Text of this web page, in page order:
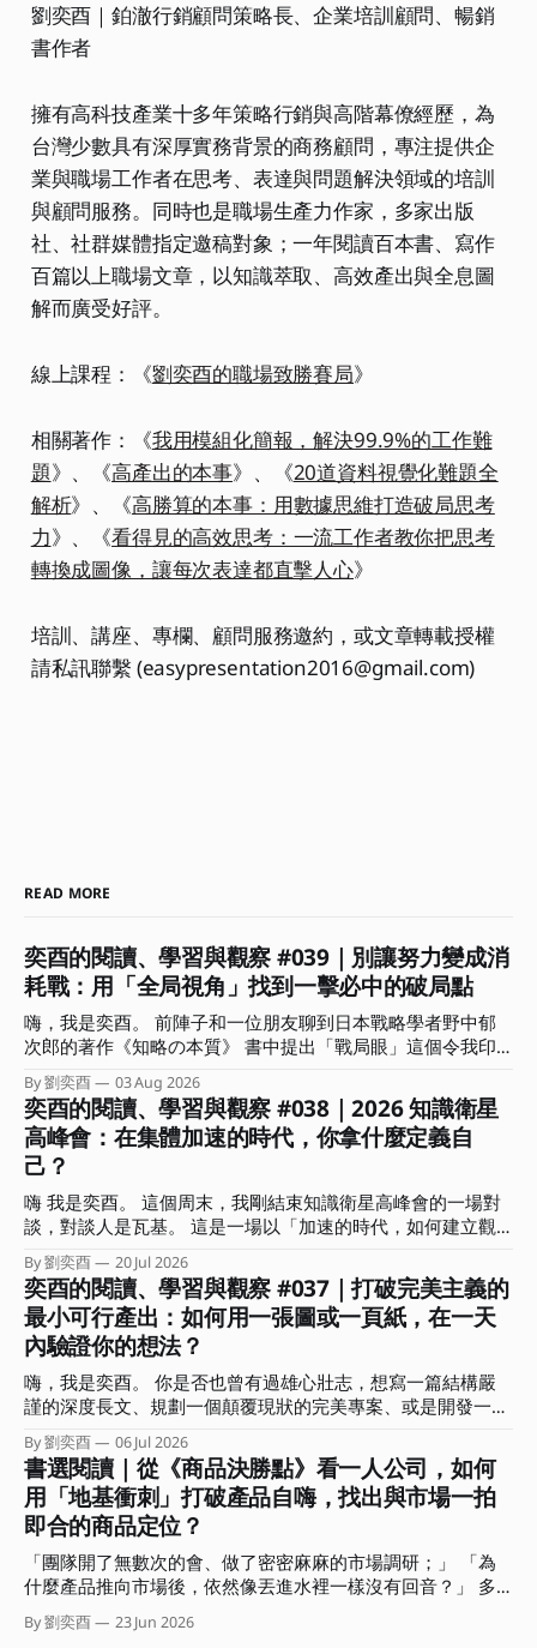
劉奕酉｜鉑澈行銷顧問策略長、企業培訓顧問、暢銷
書作者
擁有高科技產業十多年策略行銷與高階幕僚經歷，為
台灣少數具有深厚實務背景的商務顧問，專注提供企
業與職場工作者在思考、表達與問題解決領域的培訓
與顧問服務。同時也是職場生產力作家，多家出版
社、社群媒體指定邀稿對象；一年閱讀百本書、寫作
百篇以上職場文章，以知識萃取、高效產出與全息圖
解而廣受好評。
線上課程：《劉奕酉的職場致勝賽局》
相關著作：《我用模組化簡報，解決99.9%的工作難
題》、《高產出的本事》、《20道資料視覺化難題全
解析》、《高勝算的本事：用數據思維打造破局思考
力》、《看得見的高效思考：一流工作者教你把思考
轉換成圖像，讓每次表達都直擊人心》
培訓、講座、專欄、顧問服務邀約，或文章轉載授權
請私訊聯繫 (easypresentation2016@gmail.com)
READ MORE
奕酉的閱讀、學習與觀察 #039｜別讓努力變成消
耗戰：用「全局視角」找到一擊必中的破局點
嗨，我是奕酉。 前陣子和一位朋友聊到日本戰略學者野中郁
次郎的著作《知略の本質》 書中提出「戰局眼」這個令我印
象深刻的概念。作者分析歷史上許多以弱勝強的逆轉戰事，發
現頂尖指揮官能擺脫消耗戰，關鍵不在於盲目的執行力，而是
在混沌中能瞬間看穿局勢、找到破局點的洞察力。 書中也指
出，真正具備戰局眼的指揮官在關鍵時刻的決策有兩個關鍵：
一｜懂得捨棄。明白哪些局部利益能放棄，以換取整體戰局的
空間與時間。 二｜精準的時機感。知道何時該蓄力、何時該
果斷傾全力下注。 這讓我聯想到，這不正是多數人在面對競
爭時最欠缺的「全局視角」嗎？ 常有人問我：奕酉，為什麼
我每天拼命生內容、趕專案，產出卻總是像消耗品一樣，價格
總是拉不起來，甚至愈做愈累？ 答案其實很簡單：你是在用
微觀的戰術勤奮，掩蓋戰略上的懶惰。 這期電子報，我想和
你聊聊什麼是全局視角？能帶來哪些具體效益？又該如何在生
活與工作上培養這種全局視角？ ．．． 擺脫低價內耗，用全
局視角架設「迷宮無人機」 你是否也有過這樣的無力感？ 沒
日沒夜都在趕報告、生內容，還要處理客戶需求，忙得不可開
交，但產出卻總是被當成消耗品，難以產生更大價值？
By 劉奕酉 03 Aug 2026
奕酉的閱讀、學習與觀察 #038｜2026 知識衛星
高峰會：在集體加速的時代，你拿什麼定義自
己？
嗨 我是奕酉。 這個周末，我剛結束知識衛星高峰會的一場對
談，對談人是瓦基。 這是一場以「加速的時代，如何建立觀
點、用結構放大影響力」為主題的對談，在準備時我也在思
索：已經這麼多人在談 AI 的各種面向、各種應用技巧，我們
還能說些什麼？什麼又是前來參加的聽眾想要聽到的？ 「肯
定不是網路上查得到，也不會是你問 AI 會得到的內容。」 抱
持著這樣的心情，我和瓦基決定以各自扮演的角色說些自己的
深刻感受，包括創作者、學習者，還有自雇者、商業顧問的視
角來回答「加速的時代，如何建立觀點、用結構放大影響力」
這個問題。 不知道前來聆聽這場對談的你，最有印象的是哪
個部分？又有哪句話在你心中留下了一個位置？ 這期的電子
報，我想和你分享這場對談的重點摘要，還有沒說的部份。
我會聚焦在對談中我所分享的三個思考核心，希望能幫助你從
「時間輸出」的勞務中解放，拿回人生的主導權。 ．．． 集
體加速、各自焦慮：你是在前進，還是有效率地迷路？ 「兩
位認為 AI 時代最常見的盲點有哪些？」 在對談中的這道問題
很有意思。
By 劉奕酉 20 Jul 2026
奕酉的閱讀、學習與觀察 #037｜打破完美主義的
最小可行產出：如何用一張圖或一頁紙，在一天
內驗證你的想法？
嗨，我是奕酉。 你是否也曾有過雄心壯志，想寫一篇結構嚴
謹的深度長文、規劃一個顛覆現狀的完美專案、或是開發一堂
系統化的線上課程？結果在行事曆上拖了三週，每次打開工作
視窗或 筆記軟體，看著空白的螢幕，最後又默默把它關掉。
我們常常誤以為，要等到「準備周全、想得完美」了才能開始
交付，卻不知在瘋狂快進的變動時代，思考是內顯的、只有行
動產出是外顯的。 那些卡在腦中、沒有轉化為產出的完美想
法，對市場或職場而言都是不可見的，並不會產生任何價值。
而這種高思考、低產出的盲點，正是阻礙我們建立個人品牌與
專業影響力的大魔王。 這期電子報我想與你聊聊，如何利用
商業上的「最小可行產品」（Minimum Viable Product，
By 劉奕酉 06 Jul 2026
書選閱讀｜從《商品決勝點》看一人公司，如何
用「地基衝刺」打破產品自嗨，找出與市場一拍
即合的商品定位？
「團隊開了無數次的會、做了密密麻麻的市場調研；」 「為
什麼產品推向市場後，依然像丟進水裡一樣沒有回音？」 多
數人遇到這種困境，直覺會怪罪執行力不足或計畫不夠完美。
但有沒有可能我們從一開始，就精準地朝著錯誤的方向狂奔？
By 劉奕酉 23 Jun 2026